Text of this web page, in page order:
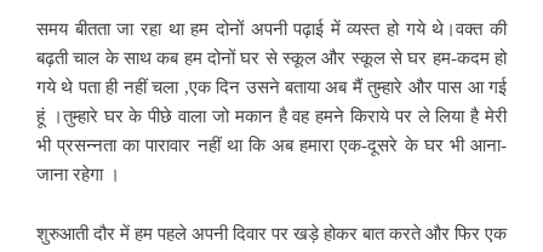
समय बीतता जा रहा था हम दोनों अपनी पढ़ाई में व्यस्त हो गये थे।वक्त की
बढ़ती चाल के साथ कब हम दोनों घर से स्कूल और स्कूल से घर हम-कदम हो
गये थे पता ही नहीं चला ,एक दिन उसने बताया अब मैं तुम्हारे और पास आ गई
हूं ।तुम्हारे घर के पीछे वाला जो मकान है वह हमने किराये पर ले लिया है मेरी
भी प्रसन्नता का पारावार नहीं था कि अब हमारा एक-दूसरे के घर भी आना-
जाना रहेगा ।
शुरुआती दौर में हम पहले अपनी दिवार पर खड़े होकर बात करते और फिर एक